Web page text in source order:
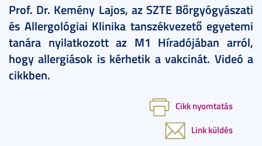
Prof. Dr. Kemény Lajos, az SZTE Bőrgyógyászati
és Allergológiai Klinika tanszékvezető egyetemi
tanára nyilatkozott az M1 Híradójában arról,
hogy allergiások is kérhetik a vakcinát. Videó a
cikkben.
Cikk nyomtatás
Link küldés